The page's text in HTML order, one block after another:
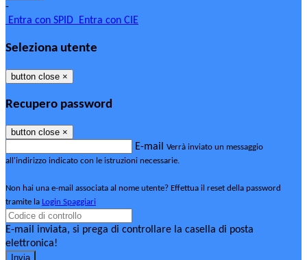
-
Entra con SPID Entra con CIE
Seleziona utente
button close ×
Recupero password
button close ×
E-mail Verrà inviato un messaggio
all'indirizzo indicato con le istruzioni necessarie.
Non hai una e-mail associata al nome utente? Effettua il reset della password
tramite la Login Spaggiari
E-mail inviata, si prega di controllare la casella di posta
elettronica!